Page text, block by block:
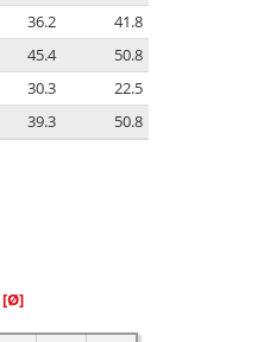
36.2
41.8
45.4
50.8
30.3
22.5
39.3 50.8
[Ø]